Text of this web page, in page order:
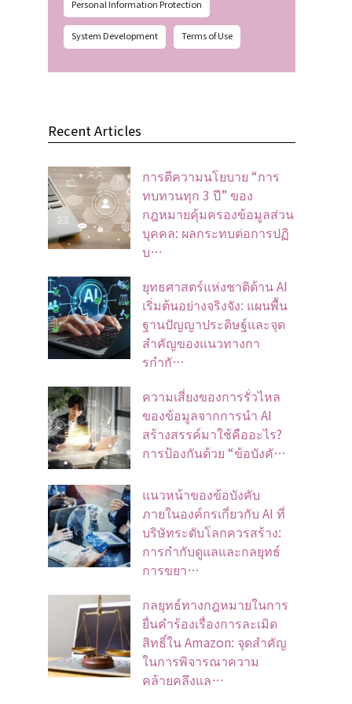
Personal Information Protection
System Development Terms of Use
Recent Articles
การตีความนโยบาย “การ
ทบทวนทุก 3 ปี” ของ
กฎหมายคุ้มครองข้อมูลส่วน
บุคคล: ผลกระทบต่อการปฏิ
บ…
ยุทธศาสตร์แห่งชาติด้าน AI
เริ่มต้นอย่างจริงจัง: แผนพื้น
ฐานปัญญาประดิษฐ์และจุด
สำคัญของแนวทางกา
รกำกั…
ความเสี่ยงของการรั่วไหล
ของข้อมูลจากการนำ AI
สร้างสรรค์มาใช้คืออะไร?
การป้องกันด้วย “ข้อบังคั…
แนวหน้าของข้อบังคับ
ภายในองค์กรเกี่ยวกับ AI ที่
บริษัทระดับโลกควรสร้าง:
การกำกับดูแลและกลยุทธ์
การขยา…
กลยุทธ์ทางกฎหมายในการ
ยื่นคำร้องเรื่องการละเมิด
สิทธิ์ใน Amazon: จุดสำคัญ
ในการพิจารณาความ
คล้ายคลึงแล…